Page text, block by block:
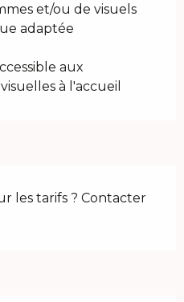
et/ou de visuels
adaptée
aux
à l'accueil
les tarifs ? Contacter